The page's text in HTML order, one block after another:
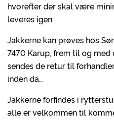
hvorefter der skal være
leveres igen.
Jakkerne kan prøves hos
7470 Karup, frem til og med
sendes de retur til
inden da…
Jakkerne forfindes i
alle er velkommen til